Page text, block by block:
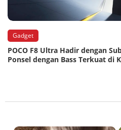
Gadget
POCO F8 Ultra Hadir dengan
Ponsel dengan Bass Terkuat di